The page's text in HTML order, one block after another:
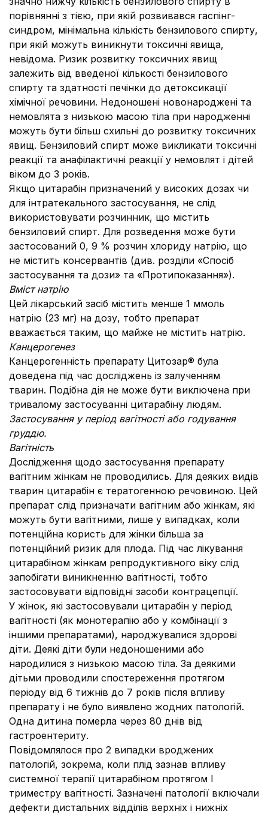
порівнянні з тією, при якій розвивався гаспінг-
синдром, мінімальна кількість бензилового спирту,
при якій можуть виникнути токсичні явища,
невідома. Ризик розвитку токсичних явищ
залежить від введеної кількості бензилового
спирту та здатності печінки до детоксикації
хімічної речовини. Недоношені новонароджені та
немовлята з низькою масою тіла при народженні
можуть бути більш схильні до розвитку токсичних
явищ. Бензиловий спирт може викликати токсичні
реакції та анафілактичні реакції у немовлят і дітей
віком до 3 років.
Якщо цитарабін призначений у високих дозах чи
для інтратекального застосування, не слід
використовувати розчинник, що містить
бензиловий спирт. Для розведення може бути
застосований 0, 9 % розчин хлориду натрію, що
не містить консервантів (див. розділи «Спосіб
застосування та дози» та «Протипоказання»).
Вміст натрію
Цей лікарський засіб містить менше 1 ммоль
натрію (23 мг) на дозу, тобто препарат
вважається таким, що майже не містить натрію.
Канцерогенез
Канцерогенність препарату Цитозар® була
доведена під час досліджень із залученням
тварин. Подібна дія не може бути виключена при
тривалому застосуванні цитарабіну людям.
Застосування у період вагітності або годування
груддю.
Вагітність
Дослідження щодо застосування препарату
вагітним жінкам не проводились. Для деяких видів
тварин цитарабін є тератогенною речовиною. Цей
препарат слід призначати вагітним або жінкам, які
можуть бути вагітними, лише у випадках, коли
потенційна користь для жінки більша за
потенційний ризик для плода. Під час лікування
цитарабіном жінкам репродуктивного віку слід
запобігати виникненню вагітності, тобто
застосовувати відповідні засоби контрацепції.
У жінок, які застосовували цитарабін у період
вагітності (як монотерапію або у комбінації з
іншими препаратами), народжувалися здорові
діти. Деякі діти були недоношеними або
народилися з низькою масою тіла. За деякими
дітьми проводили спостереження протягом
періоду від 6 тижнів до 7 років після впливу
препарату і не було виявлено жодних патологій.
Одна дитина померла через 80 днів від
гастроентериту.
Повідомлялося про 2 випадки вроджених
патологій, зокрема, коли плід зазнав впливу
системної терапії цитарабіном протягом І
триместру вагітності. Зазначені патології включали
дефекти дистальних відділів верхніх і нижніх